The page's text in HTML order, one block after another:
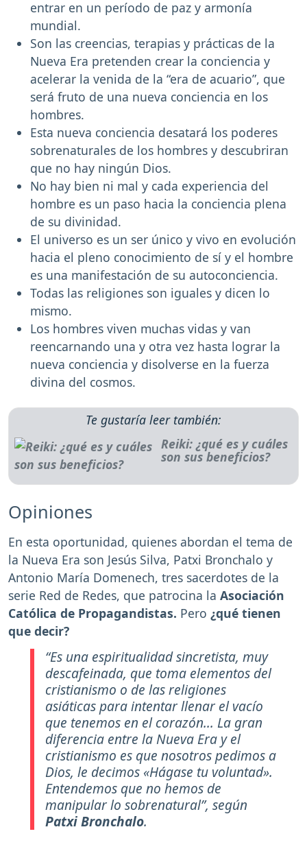
entrar en un período de paz y armonía
mundial.
Son las creencias, terapias y prácticas de la
Nueva Era pretenden crear la conciencia y
acelerar la venida de la “era de acuario”, que
será fruto de una nueva conciencia en los
hombres.
Esta nueva conciencia desatará los poderes
sobrenaturales de los hombres y descubriran
que no hay ningún Dios.
No hay bien ni mal y cada experiencia del
hombre es un paso hacia la conciencia plena
de su divinidad.
El universo es un ser único y vivo en evolución
hacia el pleno conocimiento de sí y el hombre
es una manifestación de su autoconciencia.
Todas las religiones son iguales y dicen lo
mismo.
Los hombres viven muchas vidas y van
reencarnando una y otra vez hasta lograr la
nueva conciencia y disolverse en la fuerza
divina del cosmos.
Te gustaría leer también:
Reiki: ¿qué es y cuáles
son sus beneficios?
Opiniones
En esta oportunidad, quienes abordan el tema de
la Nueva Era son Jesús Silva, Patxi Bronchalo y
Antonio María Domenech, tres sacerdotes de la
serie Red de Redes, que patrocina la Asociación
Católica de Propagandistas. Pero ¿qué tienen
que decir?
“Es una espiritualidad sincretista, muy
descafeinada, que toma elementos del
cristianismo o de las religiones
asiáticas para intentar llenar el vacío
que tenemos en el corazón... La gran
diferencia entre la Nueva Era y el
cristianismo es que nosotros pedimos a
Dios, le decimos «Hágase tu voluntad».
Entendemos que no hemos de
manipular lo sobrenatural”, según
Patxi Bronchalo.